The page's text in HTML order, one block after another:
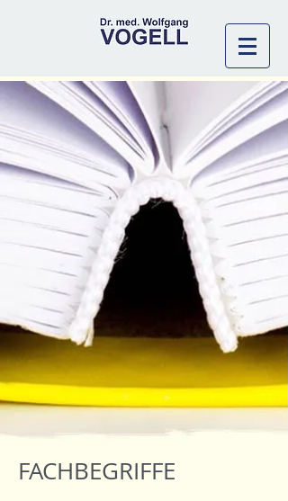
FACHBEGRIFFE